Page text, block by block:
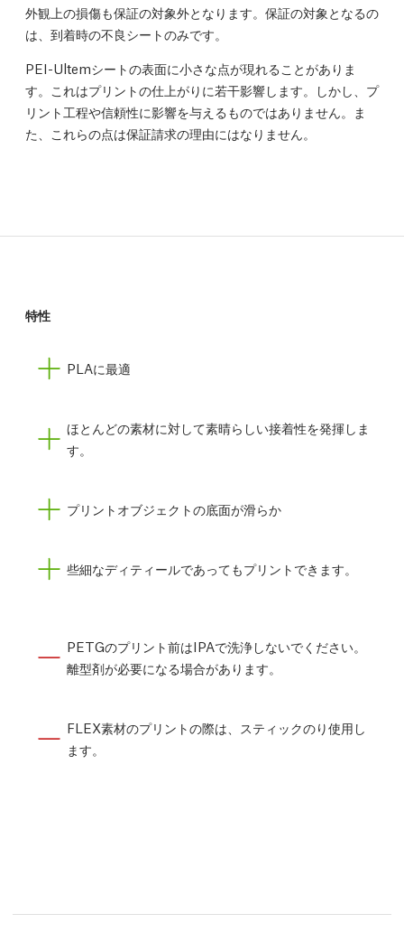
外観上の損傷も保証の対象外となります。保証の対象となるの
は、到着時の不良シートのみです。
PEI-Ultemシートの表面に小さな点が現れることがありま
す。これはプリントの仕上がりに若干影響します。しかし、プ
リント工程や信頼性に影響を与えるものではありません。ま
た、これらの点は保証請求の理由にはなりません。
特性
PLAに最適
ほとんどの素材に対して素晴らしい接着性を発揮しま
す。
プリントオブジェクトの底面が滑らか
些細なディティールであってもプリントできます。
PETGのプリント前はIPAで洗浄しないでください。
離型剤が必要になる場合があります。
FLEX素材のプリントの際は、スティックのり使用し
ます。